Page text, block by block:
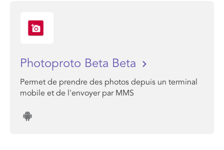
Photoproto Beta Beta
Permet de prendre des photos depuis un terminal
mobile et de l'envoyer par MMS